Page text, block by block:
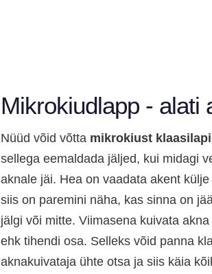
Mikrokiudlapp - alati
Nüüd võid võtta mikrokiust klaasilapi
sellega eemaldada jäljed, kui midagi
aknale jäi. Hea on vaadata akent külje
siis on paremini näha, kas sinna on
jälgi või mitte. Viimasena kuivata akna
ehk tihendi osa. Selleks võid panna
aknakuivataja ühte otsa ja siis käia